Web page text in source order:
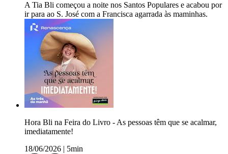
A Tia Bli começou a noite nos Santos Populares e acabou por
ir para ao S. José com a Francisca agarrada às maminhas.
Hora Bli na Feira do Livro - As pessoas têm que se acalmar,
imediatamente!
18/06/2026
5min